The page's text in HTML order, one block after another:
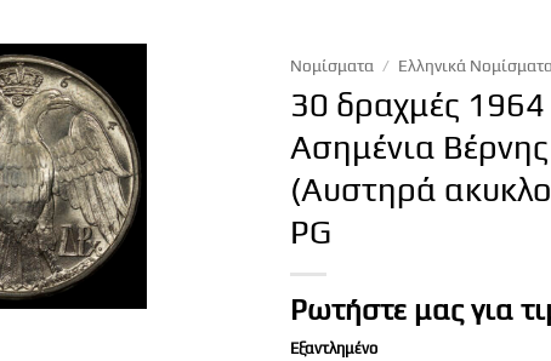
Νομίσματα / Ελληνικά Νομίσματα
30 δραχμές 1964
Ασημένια
(Αυστηρά
PG
Ρωτήστε μας για
Εξαντλημένο